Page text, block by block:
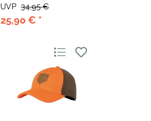
25,90 € *
UVP 34,95 €